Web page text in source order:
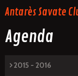
Antarès Savate
Présentation
Agenda
2015 - 2016